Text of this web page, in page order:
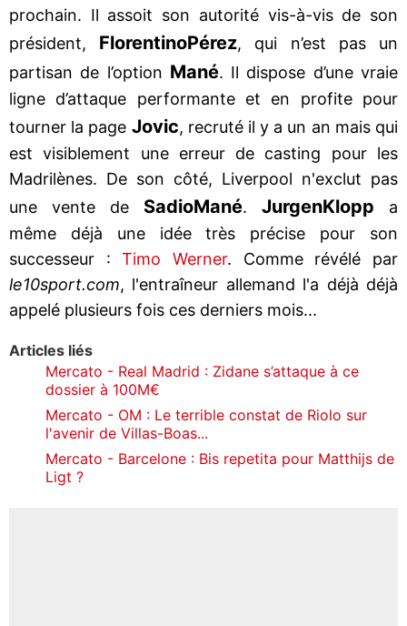
prochain. Il assoit son autorité vis-à-vis de son
président, FlorentinoPérez, qui n’est pas un
partisan de l’option Mané. Il dispose d’une vraie
ligne d’attaque performante et en profite pour
tourner la page Jovic, recruté il y a un an mais qui
est visiblement une erreur de casting pour les
Madrilènes. De son côté, Liverpool n'exclut pas
une vente de SadioMané. JurgenKlopp a
même déjà une idée très précise pour son
successeur :Timo Werner. Comme révélé par
le10sport.com, l'entraîneur allemand l'a déjà déjà
appelé plusieurs fois ces derniers mois...
Articles liés
Mercato - Real Madrid : Zidane s’attaque à ce
dossier à 100M€
Mercato - OM : Le terrible constat de Riolo sur
l'avenir de Villas-Boas...
Mercato - Barcelone : Bis repetita pour Matthijs de
Ligt ?